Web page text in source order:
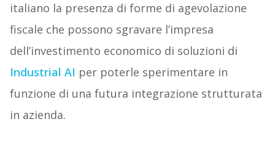
italiano la presenza di forme di agevolazione
fiscale che possono sgravare l’impresa
dell’investimento economico di soluzioni di
Industrial AI per poterle sperimentare in
funzione di una futura integrazione strutturata
in azienda.